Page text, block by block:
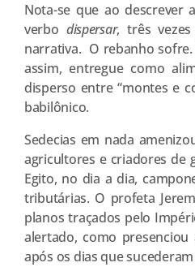
Nota-se que ao descrever
verbo dispersar, três
narrativa. O rebanho
assim, entregue como
disperso entre “montes e
babilônico.
Sedecias em nada
agricultores e criadores de
Egito, no dia a dia,
tributárias. O profeta
planos traçados pelo
alertado, como
após os dias que